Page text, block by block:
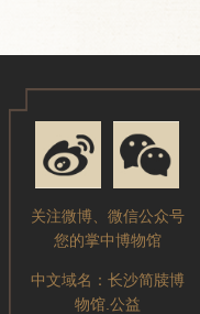
关注微博、微信公众号
您的掌中博物馆
中文域名： 长沙简牍博
物馆.公益